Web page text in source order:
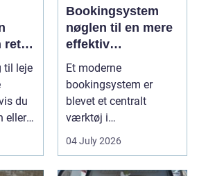
rette
til leje
du
eller
Bookingsystem
nøglen til en mere
effektiv
klinikhverdag
Et moderne
bookingsystem er
blevet et centralt
værktøj i
sundhedssektoren.
Klinikker, praksis og
beh...
04 July 2026